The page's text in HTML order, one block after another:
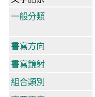
一般分類
書寫方向
書寫鏡射
組合類別